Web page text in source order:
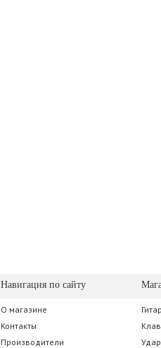
Навигация по сайту
О магазине
Контакты
Производители